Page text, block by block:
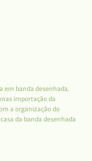
em banda desenhada,
importação da
a organização do
da banda desenhada